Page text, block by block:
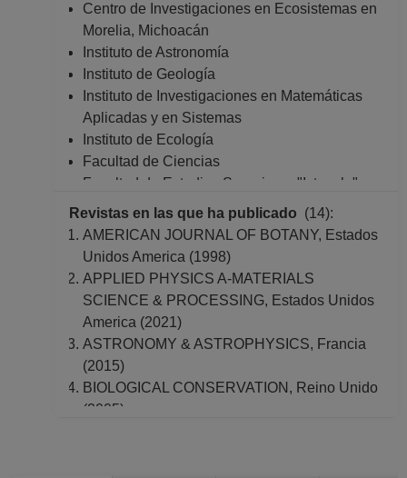
Centro de Investigaciones en Ecosistemas en
Morelia, Michoacán
Instituto de Astronomía
Instituto de Geología
Instituto de Investigaciones en Matemáticas
Aplicadas y en Sistemas
Instituto de Ecología
Facultad de Ciencias
Facultad de Estudios Superiores "Iztacala"
Coordinación de Estudios de Posgrado
Revistas en las que ha publicado (14):
AMERICAN JOURNAL OF BOTANY, Estados
Unidos America (1998)
APPLIED PHYSICS A-MATERIALS
SCIENCE & PROCESSING, Estados Unidos
America (2021)
ASTRONOMY & ASTROPHYSICS, Francia
(2015)
BIOLOGICAL CONSERVATION, Reino Unido
(2005)